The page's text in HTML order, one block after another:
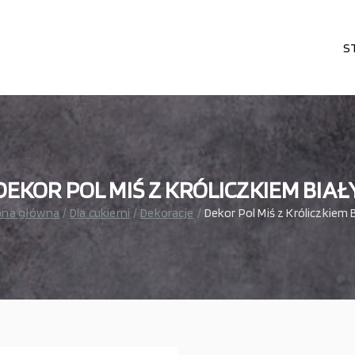
POL MIŚ Z KRÓLICZKIEM
główna Dla cukierni Dekoracje Dekor Pol Miś z Króliczkiem